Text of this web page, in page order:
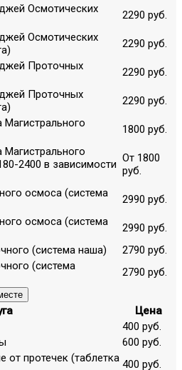
Осмотических
2290 руб.
Осмотических
2290 руб.
Проточных
2290 руб.
Проточных
2290 руб.
1800 руб.
2400 в зависимости От 1800
руб.
осмоса (система
2990 руб.
осмоса (система
2990 руб.
(система наша)
2790 руб.
(система
2790 руб.
Цена
400 руб.
600 руб.
от протечек (таблетка 400 руб.